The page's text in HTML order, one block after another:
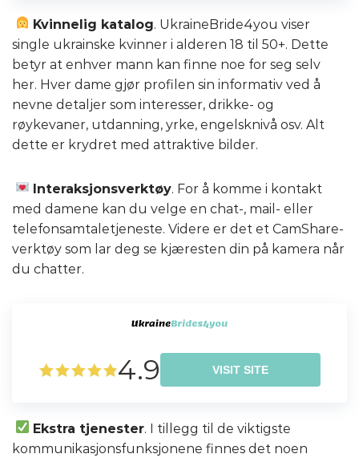
Kvinnelig katalog. UkraineBride4you viser
single ukrainske kvinner i alderen 18 til 50+. Dette
betyr at enhver mann kan finne noe for seg selv
her. Hver dame gjør profilen sin informativ ved å
nevne detaljer som interesser, drikke- og
røykevaner, utdanning, yrke, engelsknivå osv. Alt
dette er krydret med attraktive bilder.
Interaksjonsverktøy. For å komme i kontakt
med damene kan du velge en chat-, mail- eller
telefonsamtaletjeneste. Videre er det et CamShare-
verktøy som lar deg se kjæresten din på kamera når
du chatter.
4.9 VISIT SITE
Ekstra tjenester. I tillegg til de viktigste
kommunikasjonsfunksjonene finnes det noen